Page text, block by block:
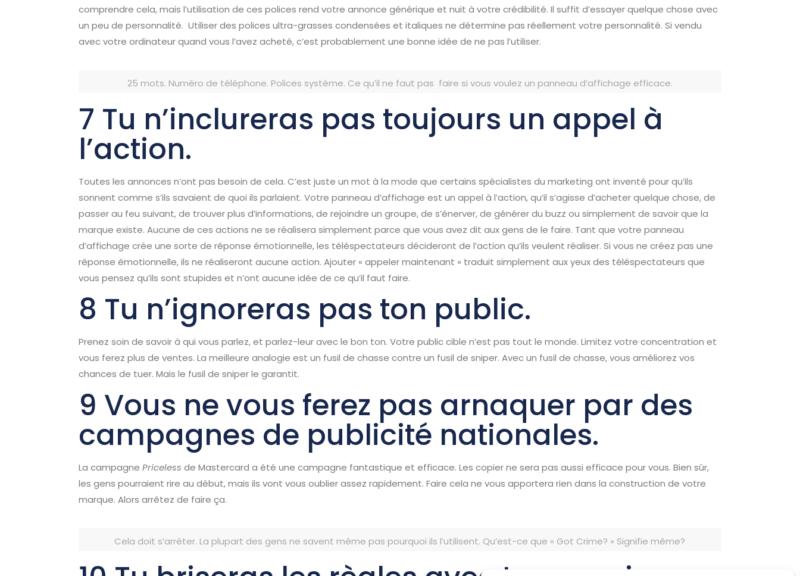
comprendre cela, mais l’utilisation de ces polices rend votre annonce générique et nuit à votre crédibilité. Il suffit d’essayer quelque chose avec
un peu de personnalité. Utiliserdes polices ultra-grasses condensées et italiques ne détermine pas réellement votre personnalité. Si vendu
avec votre ordinateur quand vous l’avez acheté, c’est probablement une bonne idée de ne pas l’utiliser.
25 mots. Numéro de téléphone. Polices système. Ce qu’il ne faut pas faire si vous voulez un panneau d’affichage efficace.
7 Tu n’inclureras pas toujours un appel à
l’action.
Toutes les annonces n’ont pas besoin de cela. C’est juste un mot à la mode que certains spécialistes du marketing ont inventé pour qu’ils
sonnent comme s’ils savaient de quoi ils parlaient. Votre panneau d’affichage est un appel à l’action, qu’il s’agisse d’acheter quelque chose, de
passer au feu suivant, de trouver plus d’informations, de rejoindre un groupe, de s’énerver, de générer du buzz ou simplement de savoir que la
marque existe. Aucune de ces actions ne se réalisera simplement parce que vous avez dit aux gens de le faire. Tant que votre panneau
d’affichage crée une sorte de réponse émotionnelle, les téléspectateurs décideront de l’action qu’ils veulent réaliser. Si vous ne créez pas une
réponse émotionnelle, ils ne réaliseront aucune action. Ajouter « appeler maintenant » traduit simplement aux yeux des téléspectateurs que
vous pensez qu’ils sont stupides et n’ont aucune idée de ce qu’il faut faire.
8 Tu n’ignoreras pas ton public.
Prenez soin de savoir à qui vous parlez, et parlez-leur avec le bon ton. Votre public cible n’est pas tout le monde. Limitez votre concentration et
vous ferez plus de ventes. La meilleure analogie est un fusil de chasse contre un fusil de sniper. Avec un fusil de chasse, vous améliorez vos
chances de tuer. Mais le fusil de sniper le garantit.
9 Vous ne vous ferez pas arnaquer par des
campagnes de publicité nationales.
La campagnePriceless de Mastercard a été unecampagne fantastique et efficace. Les copier ne sera pas aussi efficace pour vous. Bien sûr,
les gens pourraient rire au début, mais ils vont vous oublier assez rapidement. Faire cela ne vous apportera rien dans la construction de votre
marque. Alors arrêtez de faire ça.
Cela doit s’arrêter. La plupart des gens ne savent même pas pourquoi ils l’utilisent. Qu’est-ce que « Got Crime? » Signifie même?